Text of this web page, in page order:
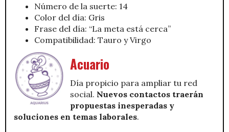
Número de la suerte: 14
Color del día: Gris
Frase del día: “La meta está cerca”
Compatibilidad: Tauro y Virgo
Acuario
Día propicio para ampliar tu red
social. Nuevos contactos traerán
propuestas inesperadas y
soluciones en temas laborales.